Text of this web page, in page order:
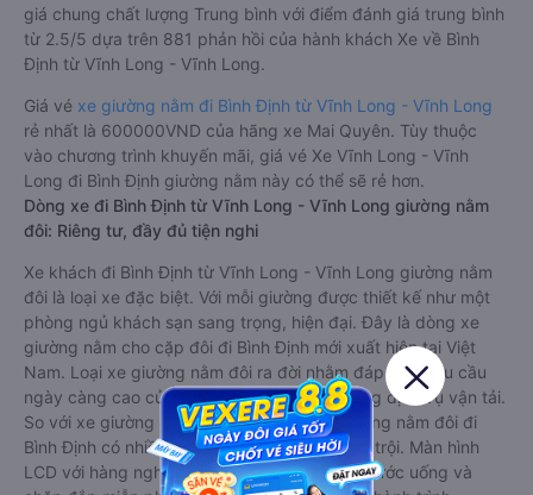
giá chung chất lượng Trung bình với điểm đánh giá trung bình
từ 2.5/5 dựa trên 881 phản hồi của hành khách Xe về Bình
Định từ Vĩnh Long - Vĩnh Long.
Giá vé xe giường nằm đi Bình Định từ Vĩnh Long - Vĩnh Long
rẻ nhất là 600000VND của hãng xe Mai Quyên. Tùy thuộc
vào chương trình khuyến mãi, giá vé Xe Vĩnh Long - Vĩnh
Long đi Bình Định giường nằm này có thể sẽ rẻ hơn.
Dòng xe đi Bình Định từ Vĩnh Long - Vĩnh Long giường nằm
đôi: Riêng tư, đầy đủ tiện nghi
Xe khách đi Bình Định từ Vĩnh Long - Vĩnh Long giường nằm
đôi là loại xe đặc biệt. Với mỗi giường được thiết kế như một
phòng ngủ khách sạn sang trọng, hiện đại. Đây là dòng xe
giường nằm cho cặp đôi đi Bình Định mới xuất hiện tại Việt
Nam. Loại xe giường nằm đôi ra đời nhằm đáp ứng yêu cầu
ngày càng cao của khách hàng về chất lượng dịch vụ vận tải.
So với xe giường nằm thông thường, xe giường nằm đôi đi
Bình Định có nhiều ưu điểm và tiện nghi vượt trội. Màn hình
LCD với hàng nghìn bộ phim giải trí, wifi, và nước uống và